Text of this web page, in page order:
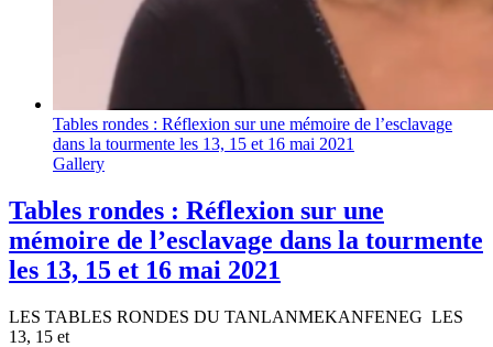
Tables rondes : Réflexion sur une mémoire de l’esclavage
dans la tourmente les 13, 15 et 16 mai 2021
Gallery
Tables rondes : Réflexion sur une
mémoire de l’esclavage dans la tourmente
les 13, 15 et 16 mai 2021
LES TABLES RONDES DU TANLANMEKANFENEG LES
13, 15 et